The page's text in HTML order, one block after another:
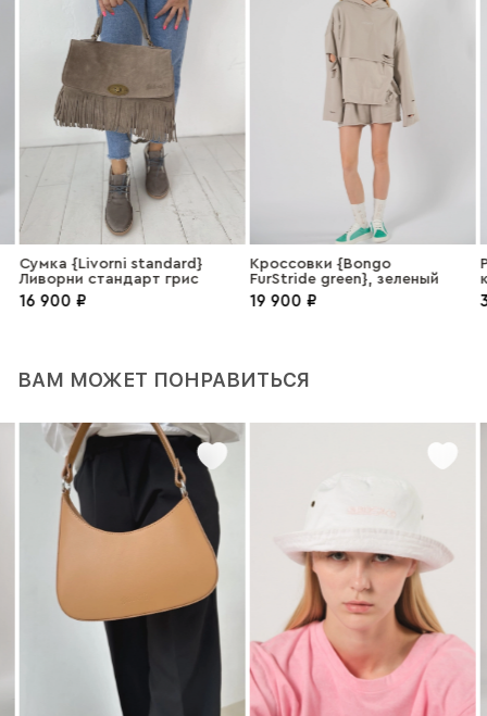
Сумка {Livorni standard}
Ливорни стандарт грис
16 900 ₽
Кроссовки {Bongo
FurStride green}, зеленый
19 900 ₽
ВАМ МОЖЕТ ПОНРАВИТЬСЯ